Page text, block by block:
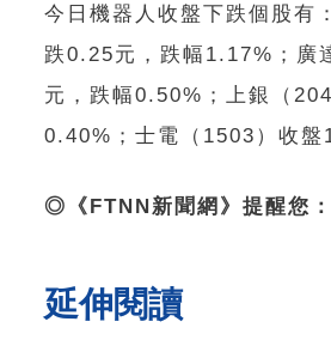
今日機器人收盤下跌個股有
跌0.25元，跌幅1.17%；廣
元，跌幅0.50%；上銀（
0.40%；士電（1503）收盤
◎《FTNN新聞網》提醒您
延伸閱讀